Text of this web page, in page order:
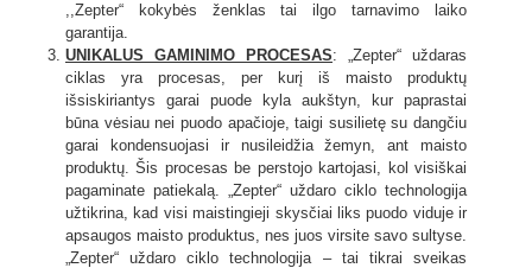
,,Zepter“ kokybės ženklas tai ilgo tarnavimo laiko
garantija.
UNIKALUS GAMINIMO PROCESAS: „Zepter“ uždaras
ciklas yra procesas, per kurį iš maisto produktų
išsiskiriantys garai puode kyla aukštyn, kur paprastai
būna vėsiau nei puodo apačioje, taigi susilietę su dangčiu
garai kondensuojasi ir nusileidžia žemyn, ant maisto
produktų. Šis procesas be perstojo kartojasi, kol visiškai
pagaminate patiekalą. „Zepter“ uždaro ciklo technologija
užtikrina, kad visi maistingieji skysčiai liks puodo viduje ir
apsaugos maisto produktus, nes juos virsite savo sultyse.
„Zepter“ uždaro ciklo technologija – tai tikrai sveikas